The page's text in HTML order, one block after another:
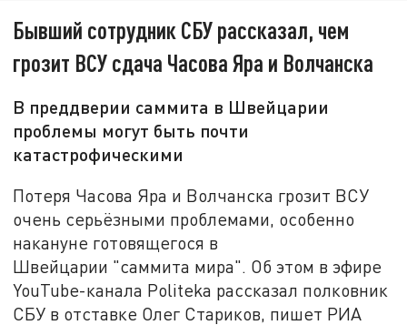
Бывший сотрудник СБУ рассказал, чем
грозит ВСУ сдача Часова Яра и Волчанска
В преддверии саммита в Швейцарии
проблемы могут быть почти
катастрофическими
Потеря Часова Яра и Волчанска грозит ВСУ
очень серьёзными проблемами, особенно
накануне готовящегося в
Швейцарии "саммита мира". Об этом в эфире
YouTube-канала Politeka рассказал полковник
СБУ в отставке Олег Стариков, пишет РИА